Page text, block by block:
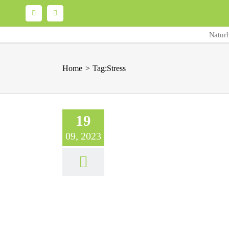
FacebookEmail
Home Tag:Stress
19
09, 2023